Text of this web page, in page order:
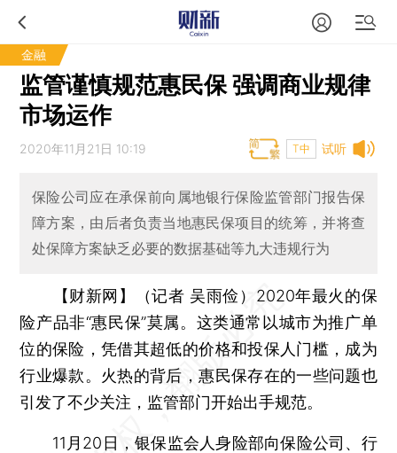
金融
监管谨慎规范惠民保 强调商业规律
市场运作
试听
2020年11月21日 10:19 T中
保险公司应在承保前向属地银行保险监管部门报告保
障方案，由后者负责当地惠民保项目的统筹，并将查
处保障方案缺乏必要的数据基础等九大违规行为
【财新网】（记者 吴雨俭） 2020年最火的保
险产品非“惠民保”莫属。这类通常以城市为推广单
位的保险，凭借其超低的价格和投保人门槛，成为
行业爆款。火热的背后，惠民保存在的一些问题也
引发了不少关注，监管部门开始出手规范。
11月20日，银保监会人身险部向保险公司、行